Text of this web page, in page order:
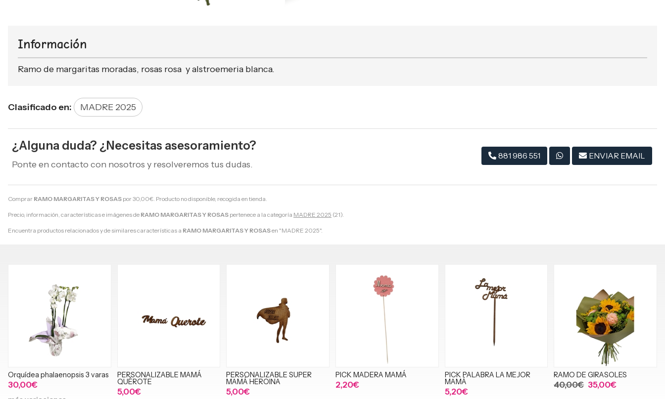
Comprar RAMO MARGARITAS Y ROSAS por30,00€ . Producto no disponible, recogida en tienda.
Precio, información, características e imágenes de RAMO MARGARITAS Y ROSAS pertenece a la categoría MADRE 2025 (21).
Encuentra productos relacionados y de similares características a RAMO MARGARITAS Y ROSASen "MADRE 2025".
Información
Ramo de margaritas moradas, rosas rosa y alstroemeria blanca.
Clasificado en: MADRE 2025
¿Alguna duda? ¿Necesitas asesoramiento?
Ponte en contacto con nosotros y resolveremos tus dudas.
881 986 551 ENVIAR EMAIL
Orquídea phalaenopsis 3 varas
30,00€
PERSONALIZABLE MAMÁ
QUÉROTE
5,00€
PERSONALIZABLE SUPER
MAMÁ HEROINA
5,00€
PICK MADERA MAMÁ
2,20€
PICK PALABRA LA MEJOR
MAMÁ
5,20€
RAMO DE GIRASOLES
40,00€ 35,00€